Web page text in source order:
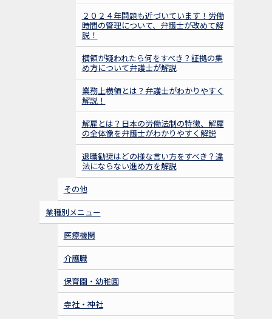
２０２４年問題も近づいています！労働
時間の管理について、弁護士が改めて解
説！
横領が疑われたら何をすべき？証拠の集
め方について弁護士が解説
業務上横領とは？弁護士がわかりやすく
解説！
解雇とは？日本の労働法制の特徴、解雇
の全体像を弁護士がわかりやすく解説
退職勧奨はどの様な言い方をすべき？違
法にならない進め方を解説
その他
業種別メニュー
医療機関
介護職
保育園・幼稚園
寺社・神社